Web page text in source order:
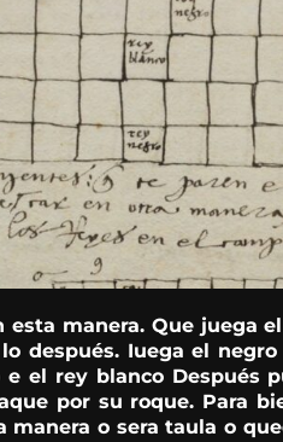
manera. Que juega
después. Iuega el
el rey blanco Después
por su roque. Para
o sera taula o